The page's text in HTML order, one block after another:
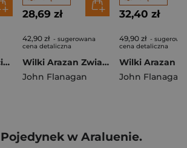
Zwiadowcy 16 Ucieczka z zamku Falaise
28,69 zł
42,90 zł - sugerowana
cena detaliczna
Wilki Arazan Zwiadowcy Tom 17
John Flanagan
32,40 zł
49,90 zł -
cena detaliczna
John Flanagan
w Araluenie.